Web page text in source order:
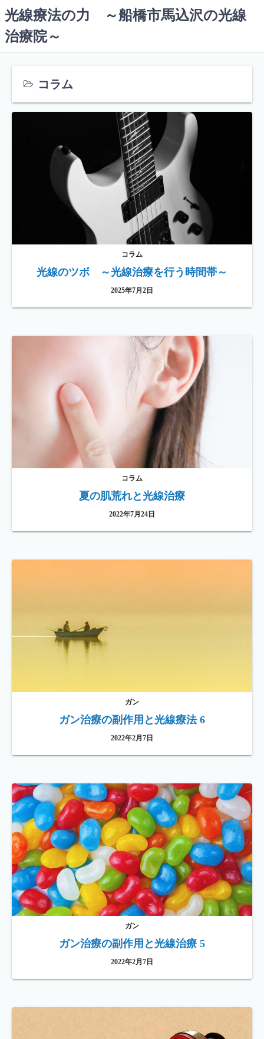
ン
テ
光線療法の力 ～船橋市馬込沢の光線
治療院～
コラム
コラム
光線のツボ ～光線治療を行う時間帯～
2025年7月2日
コラム
夏の肌荒れと光線治療
2022年7月24日
ガン
ガン治療の副作用と光線療法 6
2022年2月7日
ガン
ガン治療の副作用と光線治療 5
2022年2月7日